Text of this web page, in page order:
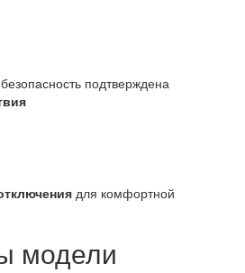
подтверждена
для комфортной
модели